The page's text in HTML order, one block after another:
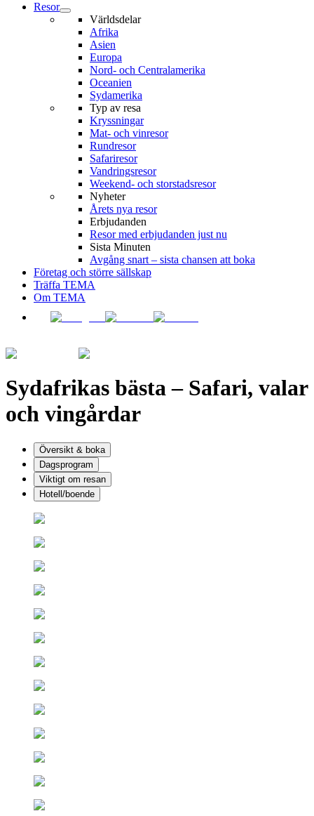
Resor
Världsdelar
Afrika
Asien
Europa
Nord- och Centralamerika
Oceanien
Sydamerika
Typ av resa
Kryssningar
Mat- och vinresor
Rundresor
Safariresor
Vandringsresor
Weekend- och storstadsresor
Nyheter
Årets nya resor
Erbjudanden
Resor med erbjudanden just nu
Sista Minuten
Avgång snart – sista chansen att boka
Företag och större sällskap
Träffa TEMA
Om TEMA
Sydafrikas bästa – Safari, valar
och vingårdar
Översikt & boka
Dagsprogram
Viktigt om resan
Hotell/boende